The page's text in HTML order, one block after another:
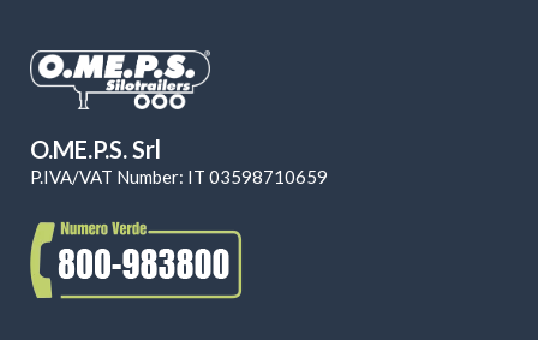
O.ME.P.S. Srl
P.IVA/VAT Number: IT 03598710659